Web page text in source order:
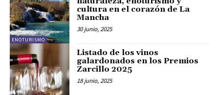
ENOTURISMO
cultura en el corazón de La
Mancha
30 junio, 2025
Listado de los vinos
galardonados en los Premios
Zarcillo 2025
18 junio, 2025